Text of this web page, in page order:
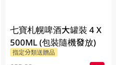
七寶札幌啤酒大罐裝 4 X
500ML (包裝隨機發放)
指定分類送贈品